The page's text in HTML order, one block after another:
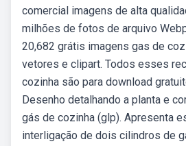
comercial imagens de alta
milhões de fotos de arquivo
20,682 grátis imagens gas de
vetores e clipart. Todos esses
cozinha são para download
Desenho detalhando a planta e
gás de cozinha (glp). Apresenta
interligação de dois cilindros de